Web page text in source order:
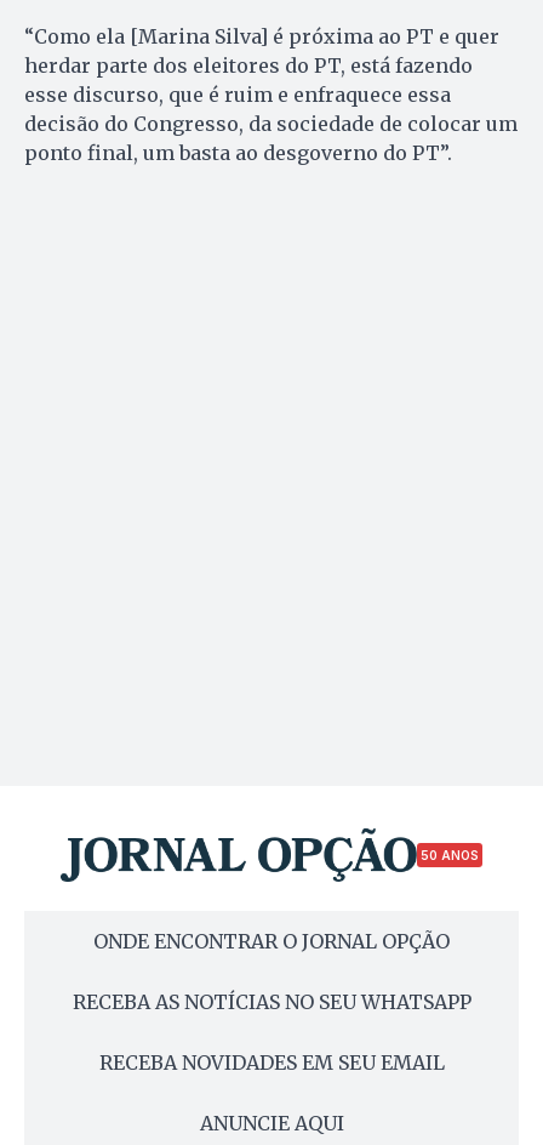
“Como ela [Marina Silva] é próxima ao PT e quer
herdar parte dos eleitores do PT, está fazendo
esse discurso, que é ruim e enfraquece essa
decisão do Congresso, da sociedade de colocar um
ponto final, um basta ao desgoverno do PT”.
50 ANOS
ONDE ENCONTRAR O JORNAL OPÇÃO
RECEBA AS NOTÍCIAS NO SEU WHATSAPP
RECEBA NOVIDADES EM SEU EMAIL
ANUNCIE AQUI